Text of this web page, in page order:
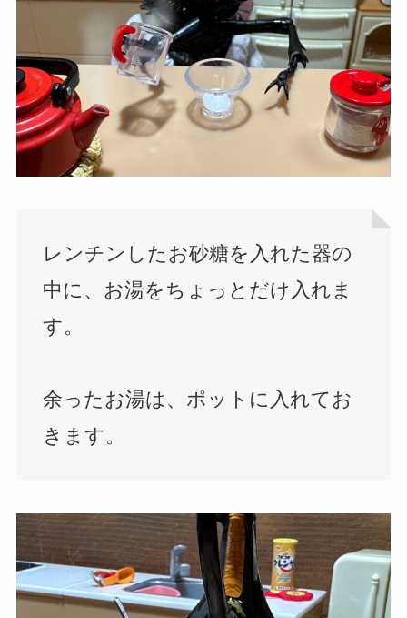
レンチンしたお砂糖を入れた器の
中に、お湯をちょっとだけ入れま
す。
余ったお湯は、ポットに入れてお
きます。